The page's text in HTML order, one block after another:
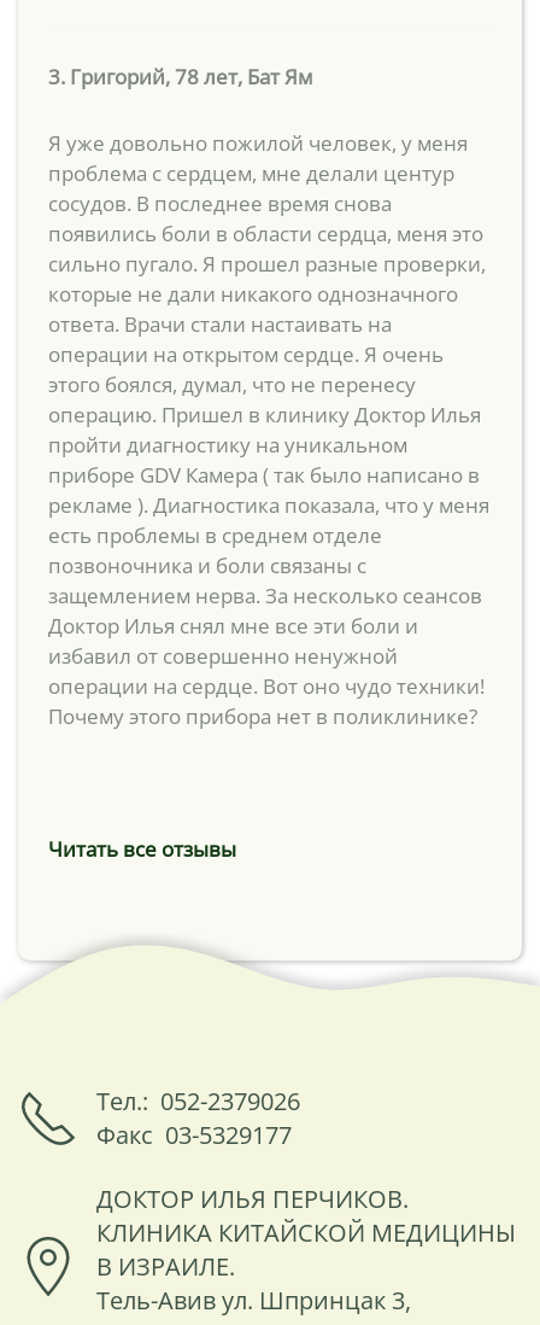
3. Григорий, 78 лет, Бат Ям
Я уже довольно пожилой человек, у меня
проблема с сердцем, мне делали центур
сосудов. В последнее время снова
появились боли в области сердца, меня это
сильно пугало. Я прошел разные проверки,
которые не дали никакого однозначного
ответа. Врачи стали настаивать на
операции на открытом сердце. Я очень
этого боялся, думал, что не перенесу
операцию. Пришел в клинику Доктор Илья
пройти диагностику на уникальном
приборе GDV Камера ( так было написано в
рекламе ). Диагностика показала, что у меня
есть проблемы в среднем отделе
позвоночника и боли связаны с
защемлением нерва. За несколько сеансов
Доктор Илья снял мне все эти боли и
избавил от совершенно ненужной
операции на сердце. Вот оно чудо техники!
Почему этого прибора нет в поликлинике?
Читать все отзывы
Тел.: 052-2379026
Факс 03-5329177
ДОКТОР ИЛЬЯ ПЕРЧИКОВ.
КЛИНИКА КИТАЙСКОЙ МЕДИЦИНЫ
В ИЗРАИЛЕ.
Тель-Авив ул. Шпринцак 3,